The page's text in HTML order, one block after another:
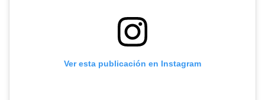
Ver esta publicación en Instagram